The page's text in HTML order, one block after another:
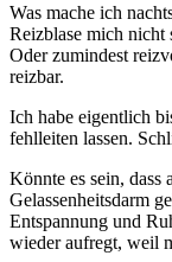
Was mache ich
Reizblase mich nicht
Oder zumindest
reizbar.
Ich habe eigentlich
fehlleiten lassen.
Könnte es sein,
Gelassenheitsdarm
Entspannung und
wieder aufregt, weil